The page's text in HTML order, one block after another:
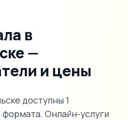
в
—
и цены
доступны 1
формата. Онлайн-услуги